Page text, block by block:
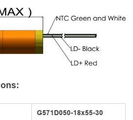
G571D050-18x55-30